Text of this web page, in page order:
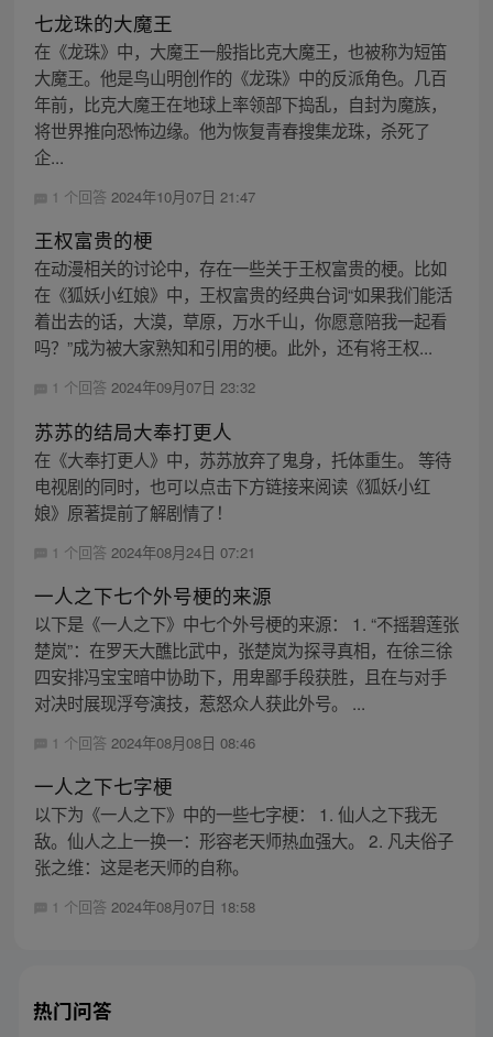
七龙珠的大魔王
在《龙珠》中，大魔王一般指比克大魔王，也被称为短笛
大魔王。他是鸟山明创作的《龙珠》中的反派角色。几百
年前，比克大魔王在地球上率领部下捣乱，自封为魔族，
将世界推向恐怖边缘。他为恢复青春搜集龙珠，杀死了
企...
1 个回答 2024年10月07日 21:47
王权富贵的梗
在动漫相关的讨论中，存在一些关于王权富贵的梗。比如
在《狐妖小红娘》中，王权富贵的经典台词“如果我们能活
着出去的话，大漠，草原，万水千山，你愿意陪我一起看
吗？”成为被大家熟知和引用的梗。此外，还有将王权...
1 个回答 2024年09月07日 23:32
苏苏的结局大奉打更人
在《大奉打更人》中，苏苏放弃了鬼身，托体重生。 等待
电视剧的同时，也可以点击下方链接来阅读《狐妖小红
娘》原著提前了解剧情了！
1 个回答 2024年08月24日 07:21
一人之下七个外号梗的来源
以下是《一人之下》中七个外号梗的来源： 1. “不摇碧莲张
楚岚”：在罗天大醮比武中，张楚岚为探寻真相，在徐三徐
四安排冯宝宝暗中协助下，用卑鄙手段获胜，且在与对手
对决时展现浮夸演技，惹怒众人获此外号。 ...
1 个回答 2024年08月08日 08:46
一人之下七字梗
以下为《一人之下》中的一些七字梗： 1. 仙人之下我无
敌。仙人之上一换一：形容老天师热血强大。 2. 凡夫俗子
张之维：这是老天师的自称。
1 个回答 2024年08月07日 18:58
热门问答